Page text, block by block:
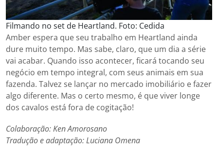
Filmando no set de Heartland. Foto: Cedida
Amber espera que seu trabalho em Heartland ainda
dure muito tempo. Mas sabe, claro, que um dia a série
vai acabar. Quando isso acontecer, ficará tocando seu
negócio em tempo integral, com seus animais em sua
fazenda. Talvez se lançar no mercado imobiliário e fazer
algo diferente. Mas o certo mesmo, é que viver longe
dos cavalos está fora de cogitação!
Colaboração: Ken Amorosano
Tradução e adaptação: Luciana Omena